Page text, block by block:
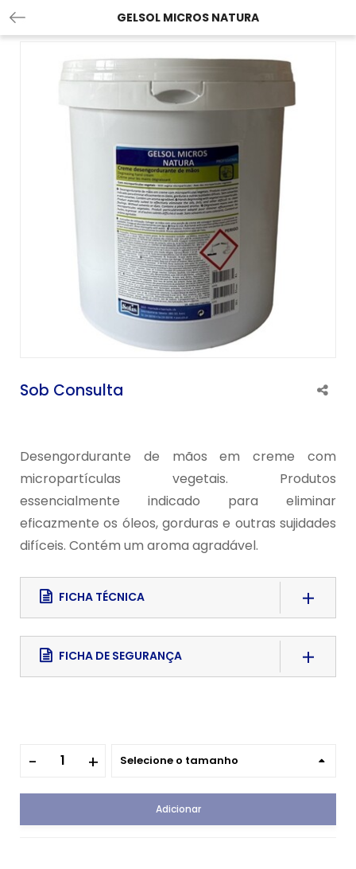
GELSOL MICROS NATURA
Sob Consulta
Desengordurante de mãos em creme com
micropartículas vegetais. Produtos
essencialmente indicado para eliminar
eficazmente os óleos, gorduras e outras sujidades
difíceis. Contém um aroma agradável.
FICHA TÉCNICA
FICHA DE SEGURANÇA
Selecione o tamanho
Adicionar